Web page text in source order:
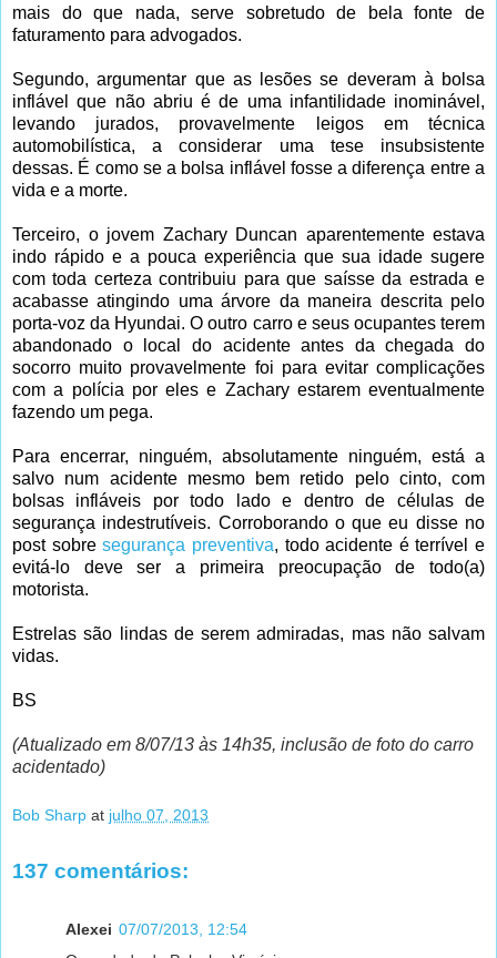
mais do que nada, serve sobretudo de bela fonte de
faturamento para advogados.
Segundo, argumentar que as lesões se deveram à bolsa
inflável que não abriu é de uma infantilidade inominável,
levando jurados, provavelmente leigos em técnica
automobilística, a considerar uma tese insubsistente
dessas. É como se a bolsa inflável fosse a diferença entre a
vida e a morte.
Terceiro, o jovem Zachary Duncan aparentemente estava
indo rápido e a pouca experiência que sua idade sugere
com toda certeza contribuiu para que saísse da estrada e
acabasse atingindo uma árvore da maneira descrita pelo
porta-voz da Hyundai. O outro carro e seus ocupantes terem
abandonado o local do acidente antes da chegada do
socorro muito provavelmente foi para evitar complicações
com a polícia por eles e Zachary estarem eventualmente
fazendo um pega.
Para encerrar, ninguém, absolutamente ninguém, está a
salvo num acidente mesmo bem retido pelo cinto, com
bolsas infláveis por todo lado e dentro de células de
segurança indestrutíveis. Corroborando o que eu disse no
post sobresegurança preventiva, todo acidente é terrível e
evitá-lo deve ser a primeira preocupação de todo(a)
motorista.
Estrelas são lindas de serem admiradas, mas não salvam
vidas.
BS
(Atualizado em 8/07/13 às 14h35, inclusão de foto do carro
acidentado)
Bob Sharp at julho 07, 2013
137 comentários:
Alexei 07/07/2013, 12:54